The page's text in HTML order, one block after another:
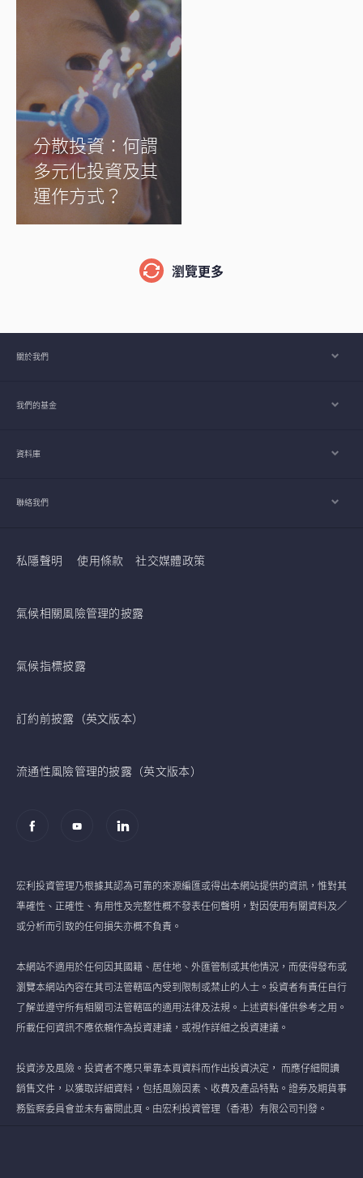
分散投資：何謂
多元化投資及其
運作方式？
瀏覽更多
關於我們
我們的基金
資料庫
聯絡我們
私隱聲明 使用條款 社交媒體政策
氣候相關風險管理的披露
氣候指標披露
訂約前披露（英文版本）
流通性風險管理的披露（英文版本）
宏利投資管理乃根據其認為可靠的來源編匯或得出本網站提供的資訊，惟對其
準確性、正確性、有用性及完整性概不發表任何聲明，對因使用有關資料及／
或分析而引致的任何損失亦概不負責。
本網站不適用於任何因其國籍、居住地、外匯管制或其他情況，而使得發布或
瀏覽本網站內容在其司法管轄區內受到限制或禁止的人士。投資者有責任自行
了解並遵守所有相關司法管轄區的適用法律及法規。上述資料僅供參考之用。
所載任何資訊不應依賴作為投資建議，或視作詳細之投資建議。
投資涉及風險。投資者不應只單靠本頁資料而作出投資決定， 而應仔細閱讀
銷售文件，以獲取詳細資料，包括風險因素、收費及產品特點。證券及期貨事
務監察委員會並未有審閱此頁。由宏利投資管理（香港）有限公司刊發。